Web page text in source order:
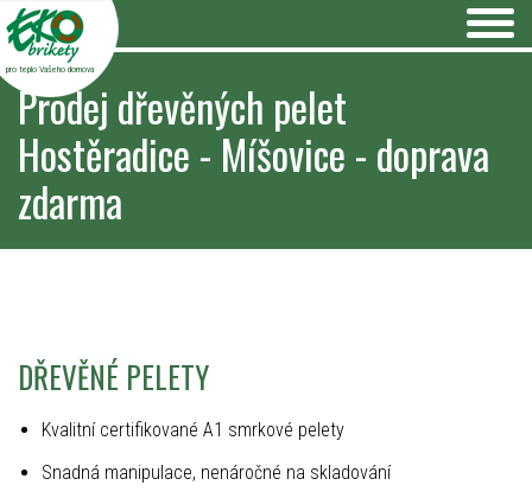
pro teplo Vašeho domova
Prodej dřevěných pelet
Hostěradice - Míšovice - doprava
zdarma
DŘEVĚNÉ PELETY
Kvalitní certifikované A1 smrkové pelety
Snadná manipulace, nenáročné na skladování